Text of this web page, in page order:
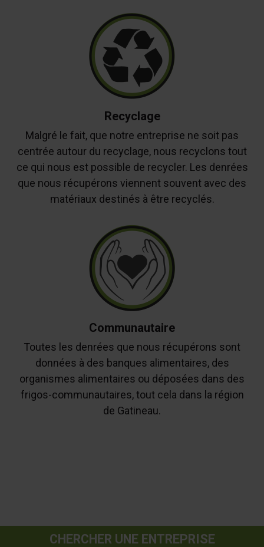
Recyclage
Malgré le fait, que notre entreprise ne soit pas
centrée autour du recyclage, nous recyclons tout
ce qui nous est possible de recycler. Les denrées
que nous récupérons viennent souvent avec des
matériaux destinés à être recyclés.
Communautaire
Toutes les denrées que nous récupérons sont
données à des banques alimentaires, des
organismes alimentaires ou déposées dans des
frigos-communautaires, tout cela dans la région
de Gatineau.
CHERCHER UNE ENTREPRISE